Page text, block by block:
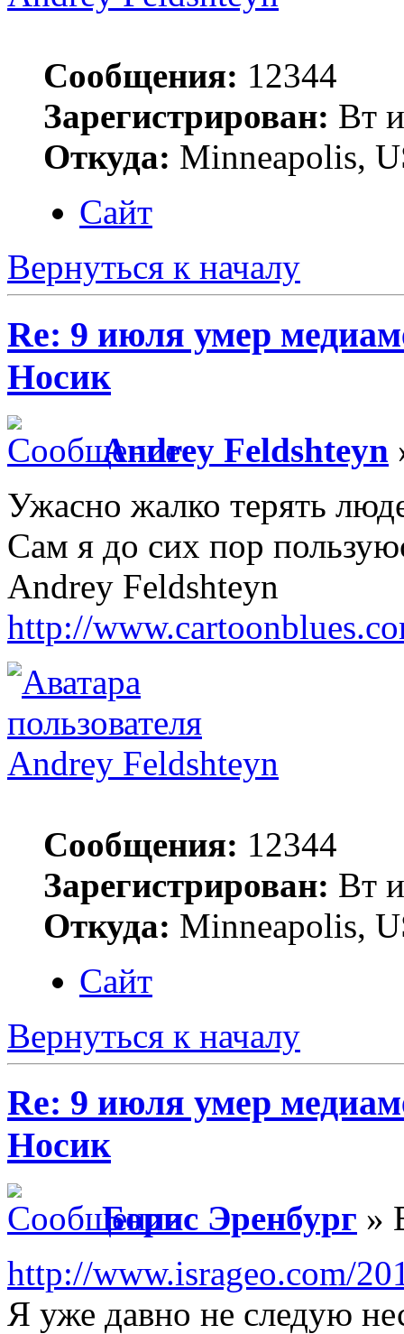
Сообщения: 12344
Зарегистрирован: Вт
Откуда: Minneapolis,
Сайт
Вернуться к началу
Re: 9 июля умер
Носик
Andrey Feldshteyn
Ужасно жалко терять
Сам я до сих пор
Andrey Feldshteyn
http://
Andrey Feldshteyn
Сообщения: 12344
Зарегистрирован: Вт
Откуда: Minneapolis,
Сайт
Вернуться к началу
Re: 9 июля умер
Носик
Борис Эренбург »
http://www.isrageo.com/
Я уже давно не следую